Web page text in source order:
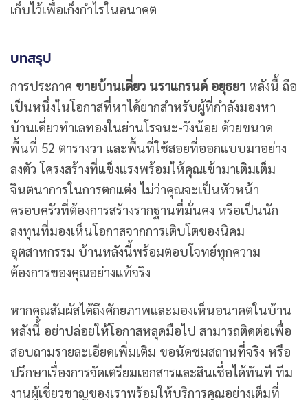
เก็บไว้เพื่อเก็งกำไรในอนาคต
บทสรุป
การประกาศ ขายบ้านเดี่ยว นราแกรนด์ อยุธยา หลังนี้ ถือ
เป็นหนึ่งในโอกาสที่หาได้ยากสำหรับผู้ที่กำลังมองหา
บ้านเดี่ยวทำเลทองในย่านโรจนะ-วังน้อย ด้วยขนาด
พื้นที่ 52 ตารางวา และพื้นที่ใช้สอยที่ออกแบบมาอย่าง
ลงตัว โครงสร้างที่แข็งแรงพร้อมให้คุณเข้ามาเติมเต็ม
จินตนาการในการตกแต่ง ไม่ว่าคุณจะเป็นหัวหน้า
ครอบครัวที่ต้องการสร้างรากฐานที่มั่นคง หรือเป็นนัก
ลงทุนที่มองเห็นโอกาสจากการเติบโตของนิคม
อุตสาหกรรม บ้านหลังนี้พร้อมตอบโจทย์ทุกความ
ต้องการของคุณอย่างแท้จริง
หากคุณสัมผัสได้ถึงศักยภาพและมองเห็นอนาคตในบ้าน
หลังนี้ อย่าปล่อยให้โอกาสหลุดมือไป สามารถติดต่อเพื่อ
สอบถามรายละเอียดเพิ่มเติม ขอนัดชมสถานที่จริง หรือ
ปรึกษาเรื่องการจัดเตรียมเอกสารและสินเชื่อได้ทันที ทีม
งานผู้เชี่ยวชาญของเราพร้อมให้บริการคุณอย่างเต็มที่